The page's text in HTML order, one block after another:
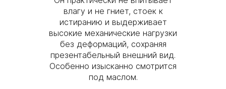
влагу и не гниет, стоек к
истиранию и выдерживает
высокие механические нагрузки
без деформаций, сохраняя
презентабельный внешний вид.
Особенно изысканно смотрится
под маслом.